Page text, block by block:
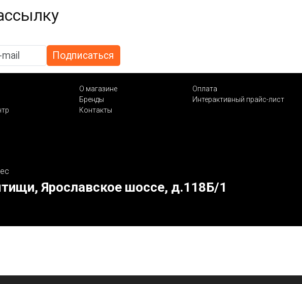
О магазине
Оплата
Бренды
Интерактивный прайс-лист
Контакты
Ярославское шоссе, д.118Б/1